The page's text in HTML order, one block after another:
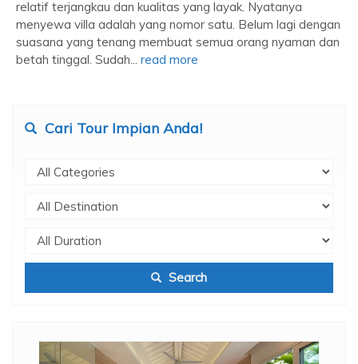
relatif terjangkau dan kualitas yang layak. Nyatanya
menyewa villa adalah yang nomor satu. Belum lagi dengan
suasana yang tenang membuat semua orang nyaman dan
betah tinggal. Sudah... read more
Cari Tour Impian Anda!
Search